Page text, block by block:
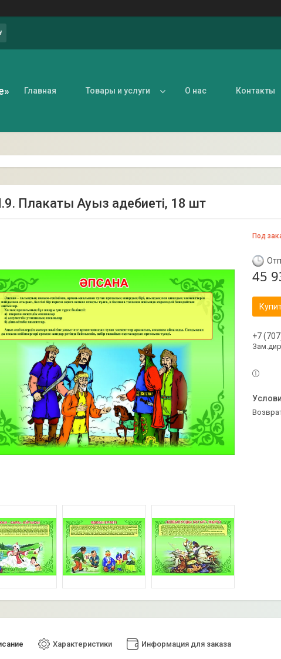
Главная Товары и услуги О нас Контакты
Плакаты Ауыз адебиеті, 18 шт
Под
45
+7
Характеристики Информация для заказа